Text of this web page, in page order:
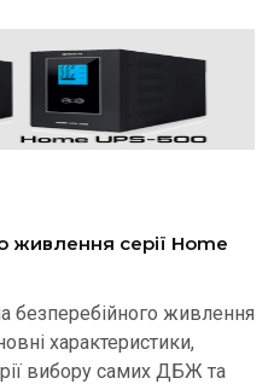
живлення серії Home
безперебійного живлення
характеристики,
вибору самих ДБЖ та